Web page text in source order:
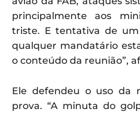
principalmente aos
triste. E tentativa de
qualquer mandatário
o conteúdo da reunião”,
Ele defendeu o uso da
prova. “A minuta do